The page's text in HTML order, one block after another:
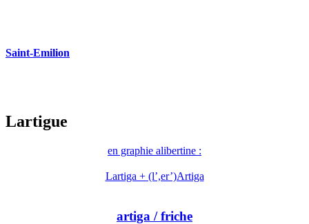
Saint-Emilion
Lartigue
en graphie alibertine :
Lartiga + (l’,er’)Artiga
artiga / friche